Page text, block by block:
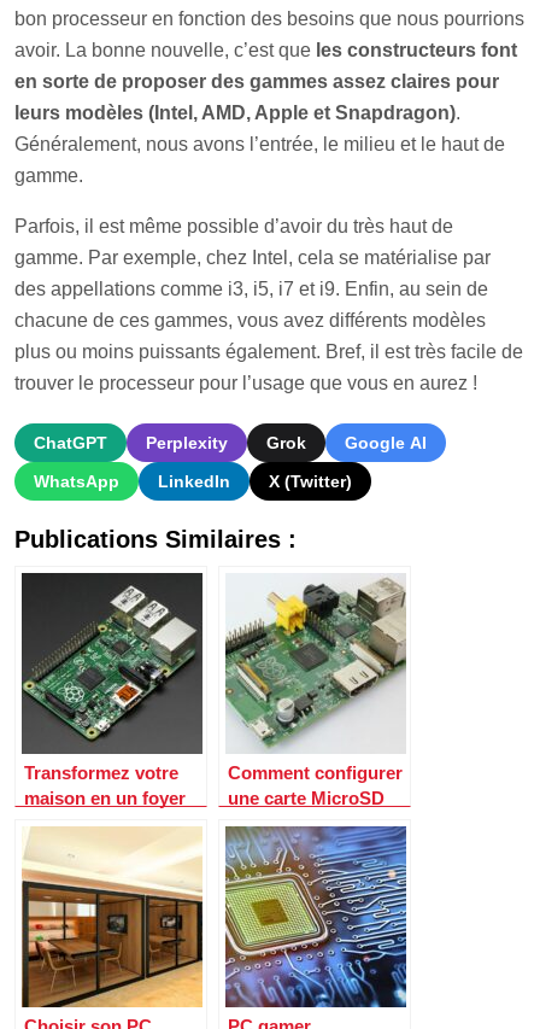
bon processeur en fonction des besoins que nous pourrions
avoir. La bonne nouvelle, c’est que les constructeurs font
en sorte de proposer des gammes assez claires pour
leurs modèles (Intel, AMD, Apple et Snapdragon).
Généralement, nous avons l’entrée, le milieu et le haut de
gamme.
Parfois, il est même possible d’avoir du très haut de
gamme. Par exemple, chez Intel, cela se matérialise par
des appellations comme i3, i5, i7 et i9. Enfin, au sein de
chacune de ces gammes, vous avez différents modèles
plus ou moins puissants également. Bref, il est très facile de
trouver le processeur pour l’usage que vous en aurez !
ChatGPT Perplexity Grok
Google AI
WhatsApp
LinkedIn X (Twitter)
Publications Similaires :
Transformez votre
maison en un foyer
intelligent avec le
Raspberry Pi
Comment configurer
une carte MicroSD
avec votre Raspberry
Pi